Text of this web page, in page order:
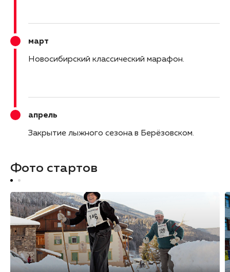
март
Новосибирский классический марафон
апрель
Закрытие лыжного сезона в Берёзовском
Фото стартов